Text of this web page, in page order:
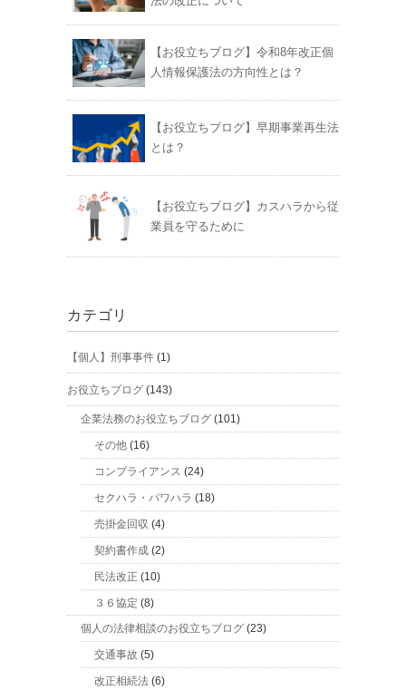
【お役立ちブログ】令和8年改正個
人情報保護法の方向性とは？
【お役立ちブログ】早期事業再生法
とは？
【お役立ちブログ】カスハラから従
業員を守るために
カテゴリ
【個人】刑事事件 (1)
お役立ちブログ (143)
企業法務のお役立ちブログ (101)
その他 (16)
コンプライアンス (24)
セクハラ・パワハラ (18)
売掛金回収 (4)
契約書作成 (2)
民法改正 (10)
３６協定 (8)
個人の法律相談のお役立ちブログ (23)
交通事故 (5)
改正相続法 (6)